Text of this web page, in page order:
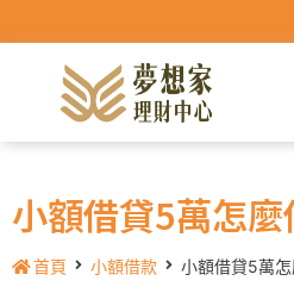
小額借貸5萬怎
首頁 小額借款 小額借貸5萬